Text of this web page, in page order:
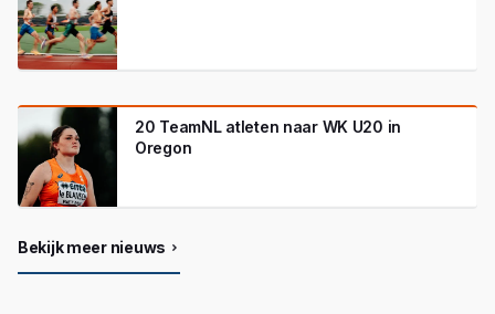
20 TeamNL atleten naar WK U20 in
Oregon
Bekijk meer nieuws